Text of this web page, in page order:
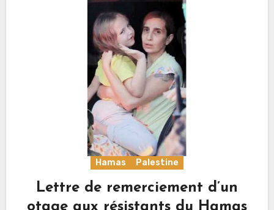
Hamas Palestine
Lettre de remerciement d’un
otage aux résistants du Hamas